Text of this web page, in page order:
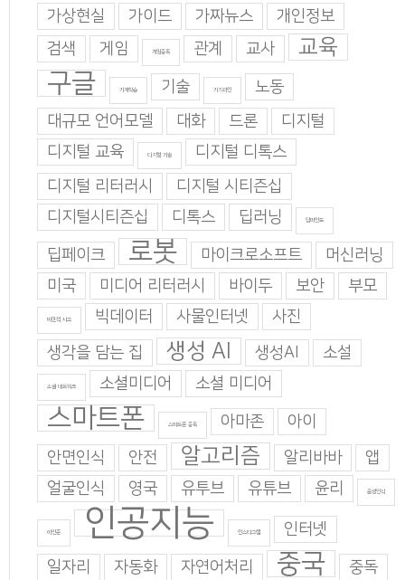
가상현실 가이드 가짜뉴스
개인정보
검색
게임 게임중독 관계 교사 교육
구글 기계학습 기술 기지과인
노동
대규모 언어모델
대화 드론
디지털
디지털 교육
디지털 기술
디지털 디톡스
디지털 리터러시
디지털 시티즌십
디지털시티즌십
디톡스 딥러닝 딥마인드
딥페이크 로봇 마이크로소프트
머신러닝
미국
미디어 리터러시 바이두 보안 부모
비판적 사고 빅데이터 사물인터넷
사진
생각을 담는 집
생성 AI 생성AI 소설
소셜 네트워크 소셜미디어 소셜 미디어
스마트폰 스마트폰 중독 아마존
아이
안면인식
안전 알고리즘 알리바바
앱
얼굴인식
영국 유투브 유튜브 윤리 음성인식
이인준 인공지능 인스타그램 인터넷
일자리 자동화 자연어처리 중국
중독